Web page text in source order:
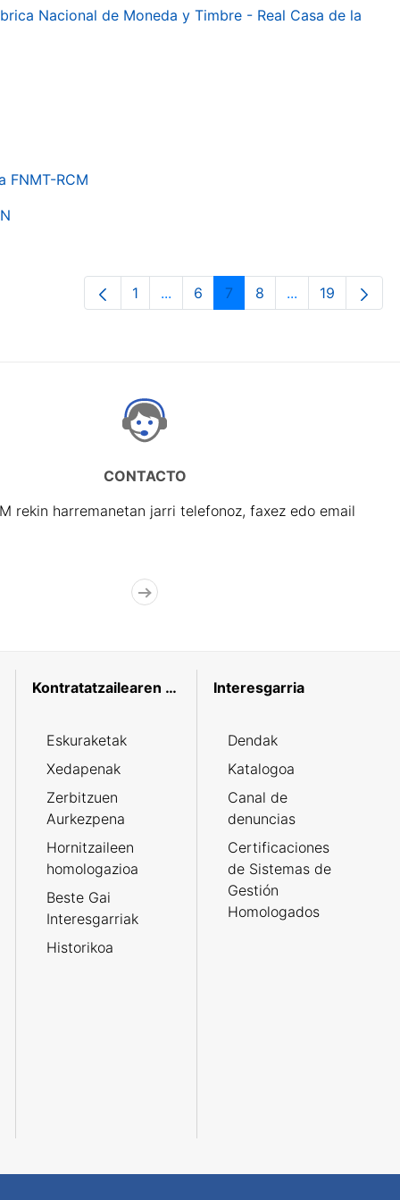
Nacional de Moneda y Timbre - Real Casa de la
FNMT-RCM
Orrialdea
1 ...Intermediate Pages Use TAB to
Orrialdea
6 Orrialdea
7 Orrialdea
8 ...Intermediate
Orrialdea
19
CONTACTO
rekin harremanetan jarri telefonoz, faxez edo email
Kontratatzailearen profila
Eskuraketak
Xedapenak
Zerbitzuen
Aurkezpena
Hornitzaileen
homologazioa
Beste Gai
Interesgarriak
Historikoa
Interesgarria
Dendak
Katalogoa
Canal de
denuncias
Certificaciones
de Sistemas de
Gestión
Homologados